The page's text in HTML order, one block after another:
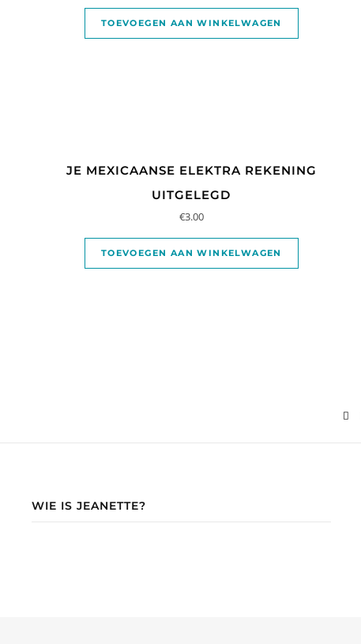
TOEVOEGEN AAN WINKELWAGEN
JE MEXICAANSE ELEKTRA REKENING
UITGELEGD
€3.00
TOEVOEGEN AAN WINKELWAGEN
WIE IS JEANETTE?